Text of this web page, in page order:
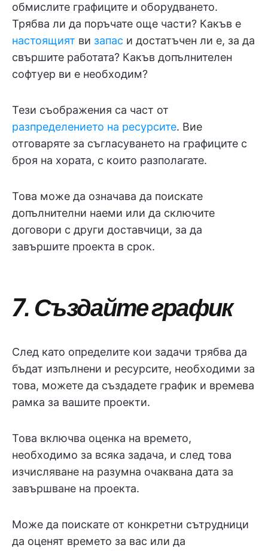
обмислите графиците и оборудването.
Трябва ли да поръчате още части? Какъв е
настоящият ви запас и достатъчен ли е, за да
свършите работата? Какъв допълнителен
софтуер ви е необходим?
Тези съображения са част от
разпределението на ресурсите. Вие
отговаряте за съгласуването на графиците с
броя на хората, с които разполагате.
Това може да означава да поискате
допълнителни наеми или да сключите
договори с други доставчици, за да
завършите проекта в срок.
7. Създайте график
След като определите кои задачи трябва да
бъдат изпълнени и ресурсите, необходими за
това, можете да създадете график и времева
рамка за вашите проекти.
Това включва оценка на времето,
необходимо за всяка задача, и след това
изчисляване на разумна очаквана дата за
завършване на проекта.
Може да поискате от конкретни сътрудници
да оценят времето за вас или да